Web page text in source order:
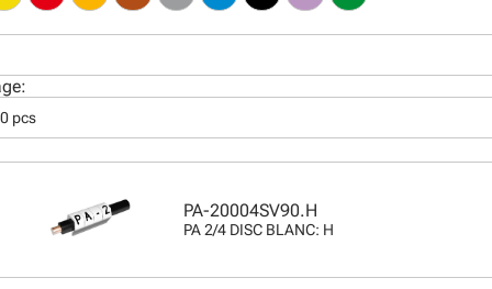
pcs
PA-20004SV90.H
PA 2/4 DISC BLANC: H